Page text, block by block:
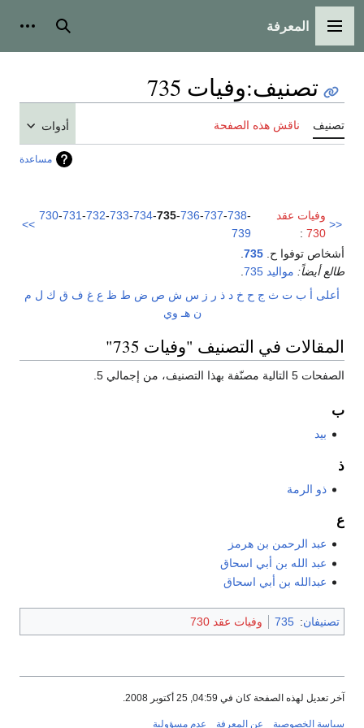
القائمة الرئيسية
المعرفة بحث
تصنيف:وفيات 735
تصنيف ناقش هذه الصفحة أدوات
مساعدة
<<
وفيات عقد
730
:
730-731-732-733-734-735-736-737-738-
739
>>
أشخاص توفوا ح. 735
طالع أيضاً: مواليد 735
أعلى أ ب ت ث ج ح خ د ذ ر ز س ش ص ض ط ظ ع غ ف ق ك ل م
ن هـ وي
المقالات في التصنيف "وفيات 735"
الصفحات 5 التالية مصنّفة بهذا التصنيف، من إجمالي 5.
ب
بيد
ذ
ذو الرمة
ع
عبد الرحمن بن هرمز
عبد الله بن أبي اسحاق
عبدالله بن أبي اسحاق
تصنيفان:
735 وفيات عقد 730
آخر تعديل لهذه الصفحة كان في 04:59, 25 أكتوبر 2008.
سياسة الخصوصية عن المعرفة عدم مسؤولية